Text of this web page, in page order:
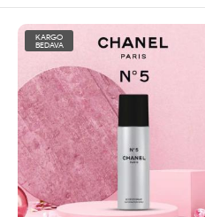
KARGO
BEDAVA